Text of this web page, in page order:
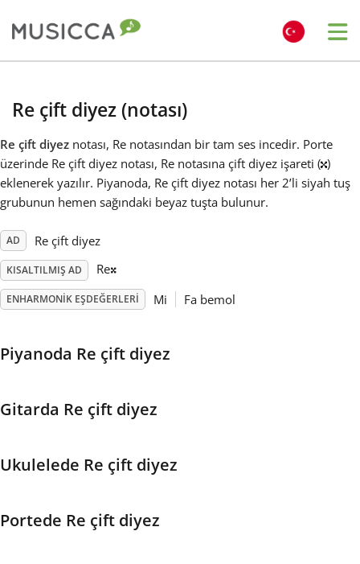
Dansk
Deutsch
English
Re çift diyez (notası)
Re çift diyez notası, Re notasından bir tam ses incedir. Porte
üzerinde Re çift diyez notası, Re notasına çift diyez işareti ( )
eklenerek yazılır. Piyanoda, Re çift diyez notası her 2’li siyah tuş
grubunun hemen sağındaki beyaz tuşta bulunur.
AD Re çift diyez
KISALTILMIŞ AD Re𝄪
ENHARMONIK EŞDEĞERLERI Mi Fa bemol
Piyanoda Re çift diyez
Gitarda Re çift diyez
Ukulelede Re çift diyez
Portede Re çift diyez